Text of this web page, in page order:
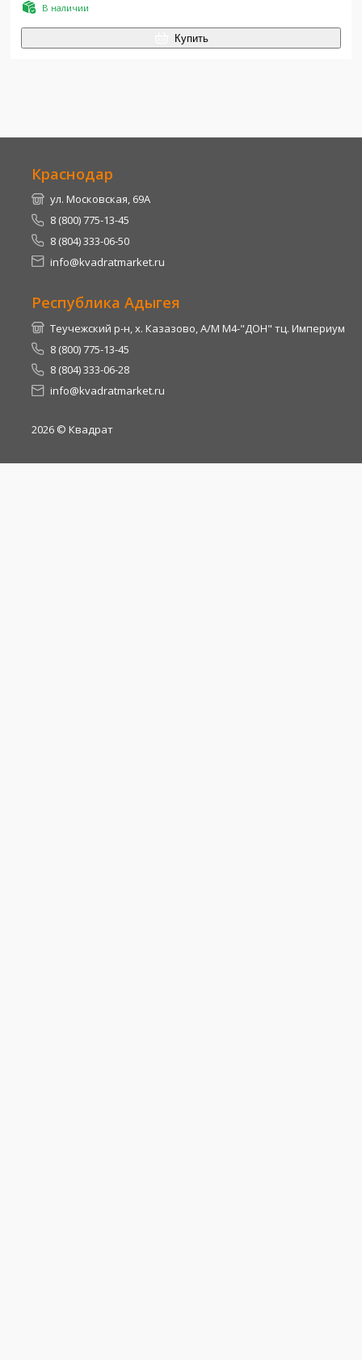
В наличии
Купить
Краснодар
ул. Московская, 69А
8 (800) 775-13-45
8 (804) 333-06-50
info@kvadratmarket.ru
Республика Адыгея
Теучежский р-н, х. Казазово, А/М М4-"ДОН" тц. Империум
8 (800) 775-13-45
8 (804) 333-06-28
info@kvadratmarket.ru
2026 © Квадрат